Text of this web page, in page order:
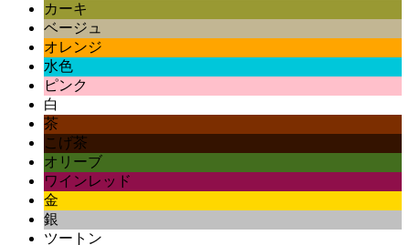
カーキ
ベージュ
オレンジ
水色
ピンク
白
茶
こげ茶
オリーブ
ワインレッド
金
銀
ツートン